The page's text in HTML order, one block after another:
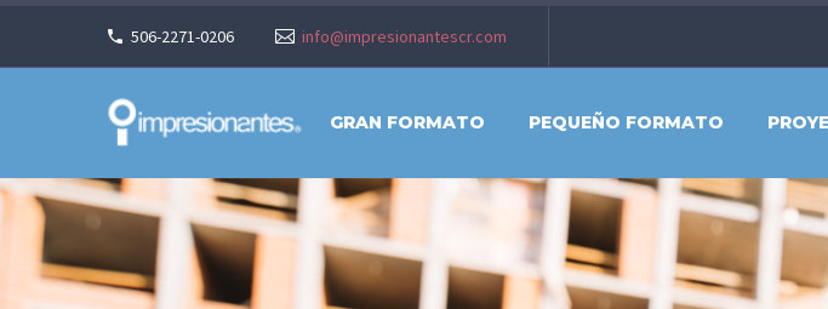
506-2271-0206 info@impresionantescr.com
GRAN FORMATO PEQUEÑO FORMATO